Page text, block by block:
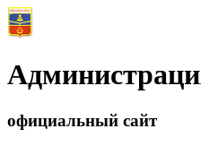
официальный сайт